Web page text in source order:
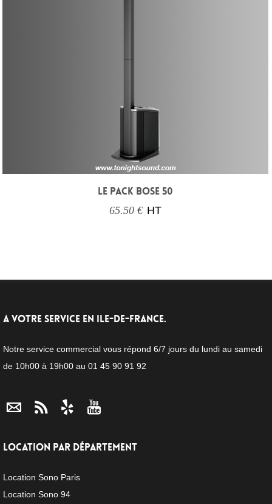
LE PACK BOSE 50
65.50 € HT
A VOTRE SERVICE EN ILE-DE-FRANCE.
Notre service commercial vous répond 6/7 jours du lundi au samedi
de 10h00 à 19h00 au 01 45 90 91 92
LOCATION PAR DÉPARTEMENT
Location Sono Paris
Location Sono 94